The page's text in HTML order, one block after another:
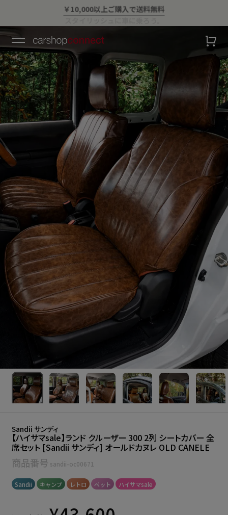
💛ハイサマーsale💛
Sandii サンディ
【ハイサマsale】ランド クルーザー 300 2列 シートカバー 全
席セット [Sandii サンディ] オールドカヌレ OLD CANELE
商品番号 sandii-oc00671
Sandii キャンプ レトロ ペット ハイサマsale